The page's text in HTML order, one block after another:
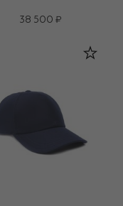
38 500 ₽